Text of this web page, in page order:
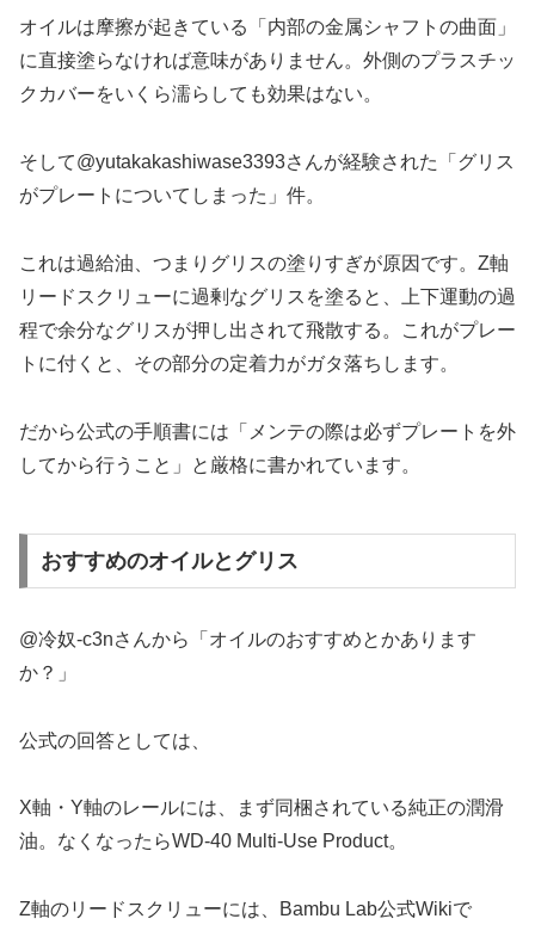
オイルは摩擦が起きている「内部の金属シャフトの曲面」
に直接塗らなければ意味がありません。外側のプラスチッ
クカバーをいくら濡らしても効果はない。
そして@yutakakashiwase3393さんが経験された「グリス
がプレートについてしまった」件。
これは過給油、つまりグリスの塗りすぎが原因です。Z軸
リードスクリューに過剰なグリスを塗ると、上下運動の過
程で余分なグリスが押し出されて飛散する。これがプレー
トに付くと、その部分の定着力がガタ落ちします。
だから公式の手順書には「メンテの際は必ずプレートを外
してから行うこと」と厳格に書かれています。
おすすめのオイルとグリス
@冷奴-c3nさんから「オイルのおすすめとかあります
か？」
公式の回答としては、
X軸・Y軸のレールには、まず同梱されている純正の潤滑
油。なくなったらWD-40 Multi-Use Product。
Z軸のリードスクリューには、Bambu Lab公式Wikiで